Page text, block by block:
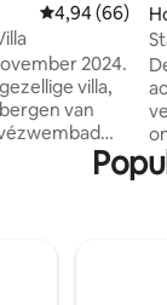
Gemiddelde
4,94 (66)
2024.
villa,
van
uitzicht op de
en je
is